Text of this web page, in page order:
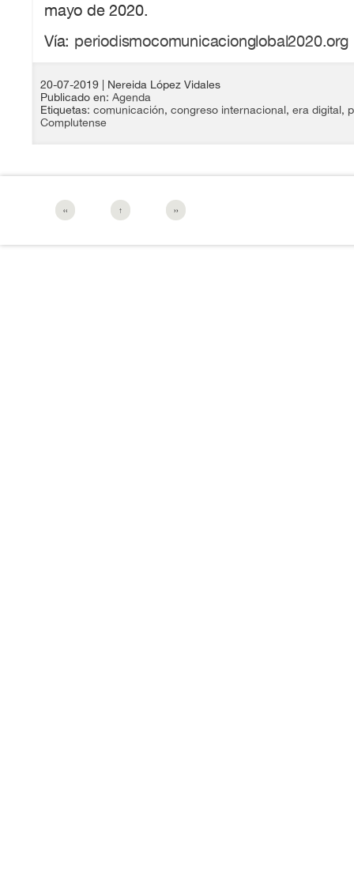
mayo de 2020.
Vía: periodismocomunicacionglobal2020.org
20-07-2019
| Nereida López Vidales
Publicado en: Agenda
Etiquetas: comunicación, congreso internacional, era digital,
Complutense
‹‹ ↑ ››